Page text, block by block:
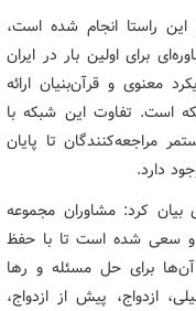
راستا انجام شده است،
برای اولین بار در ایران
معنوی و قرآن‌بنیان ارائه
است. تفاوت این شبکه با
مراجعه‌کنندگان تا پایان
دارد.
بیان کرد: مشاوران مجموعه
و سعی شده است تا با حفظ
برای حل مسئله و رها
ازدواج، پیش از ازدواج،